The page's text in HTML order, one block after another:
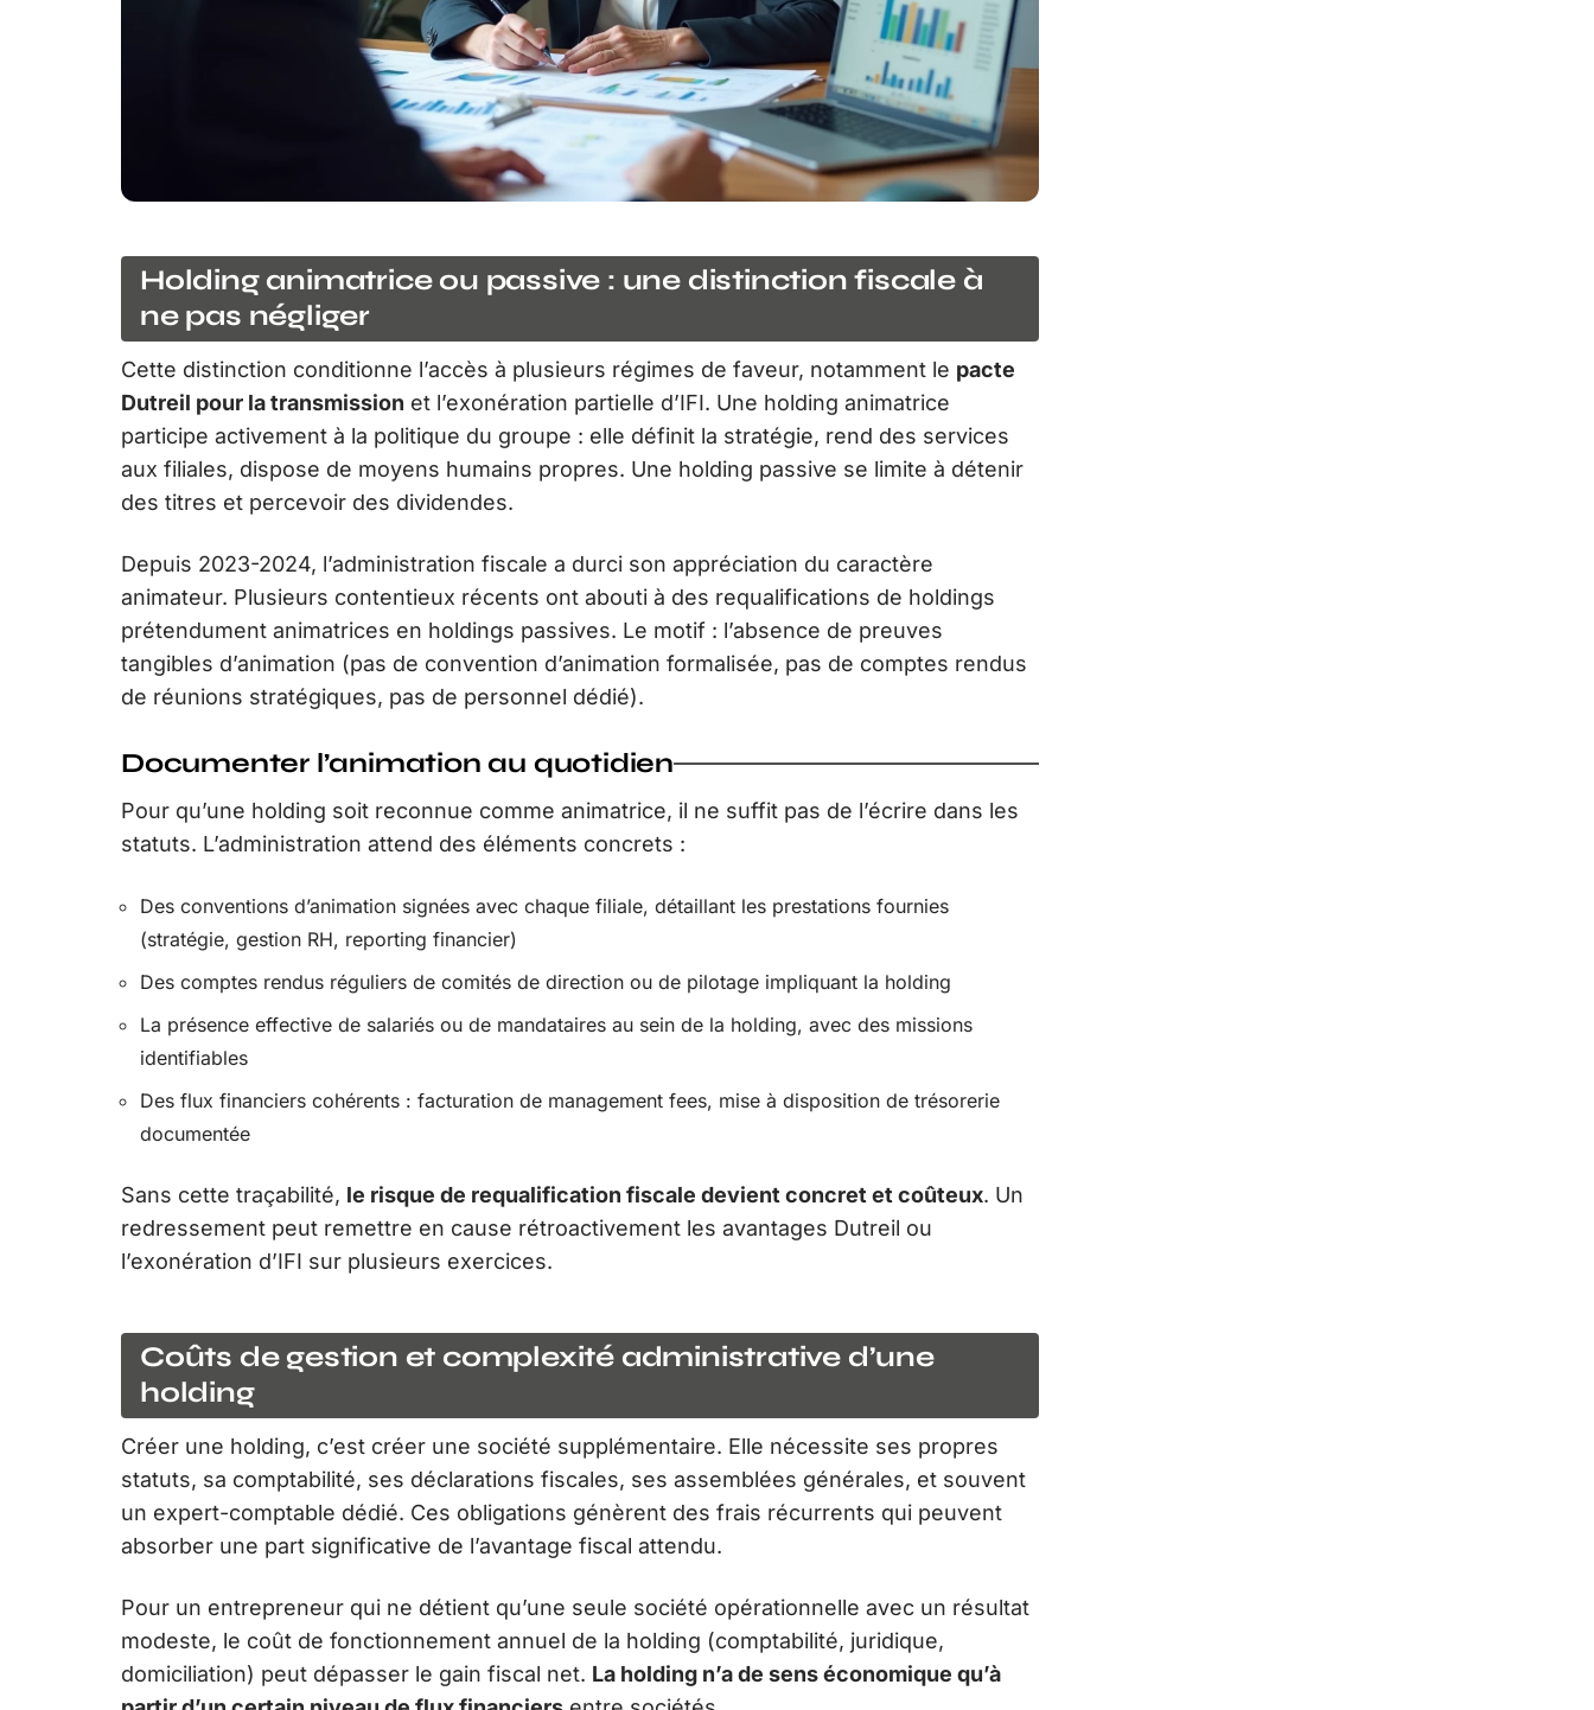
Holding animatrice ou passive : une distinction fiscale à
ne pas négliger
Cette distinction conditionne l’accès à plusieurs régimes de faveur, notamment le pacte
Dutreil pour la transmission et l’exonération partielle d’IFI. Une holding animatrice
participe activement à la politique du groupe : elle définit la stratégie, rend des services
aux filiales, dispose de moyens humains propres. Une holding passive se limite à détenir
des titres et percevoir des dividendes.
Depuis 2023-2024, l’administration fiscale a durci son appréciation du caractère
animateur. Plusieurs contentieux récents ont abouti à des requalifications de holdings
prétendument animatrices en holdings passives. Le motif : l’absence de preuves
tangibles d’animation (pas de convention d’animation formalisée, pas de comptes rendus
de réunions stratégiques, pas de personnel dédié).
Documenter l’animation au quotidien
Pour qu’une holding soit reconnue comme animatrice, il ne suffit pas de l’écrire dans les
statuts. L’administration attend des éléments concrets :
Des conventions d’animation signées avec chaque filiale, détaillant les prestations fournies
(stratégie, gestion RH, reporting financier)
Des comptes rendus réguliers de comités de direction ou de pilotage impliquant la holding
La présence effective de salariés ou de mandataires au sein de la holding, avec des missions
identifiables
Des flux financiers cohérents : facturation de management fees, mise à disposition de trésorerie
documentée
Sans cette traçabilité, le risque de requalification fiscale devient concret et coûteux. Un
redressement peut remettre en cause rétroactivement les avantages Dutreil ou
l’exonération d’IFI sur plusieurs exercices.
Coûts de gestion et complexité administrative d’une
holding
Créer une holding, c’est créer une société supplémentaire. Elle nécessite ses propres
statuts, sa comptabilité, ses déclarations fiscales, ses assemblées générales, et souvent
un expert-comptable dédié. Ces obligations génèrent des frais récurrents qui peuvent
absorber une part significative de l’avantage fiscal attendu.
Pour un entrepreneur qui ne détient qu’une seule société opérationnelle avec un résultat
modeste, le coût de fonctionnement annuel de la holding (comptabilité, juridique,
domiciliation) peut dépasser le gain fiscal net. La holding n’a de sens économique qu’à